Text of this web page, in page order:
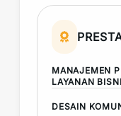
MANAJEMEN
LAYANAN
DESAIN